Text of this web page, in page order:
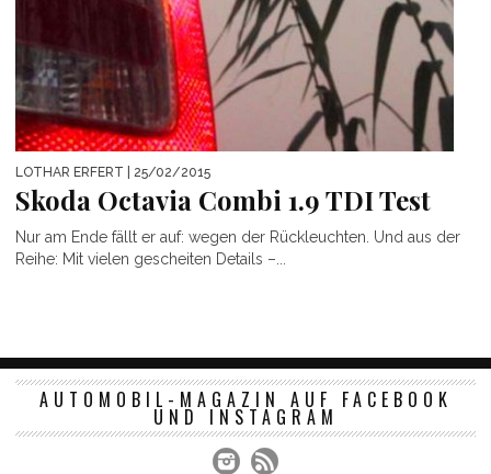
LOTHAR ERFERT | 25/02/2015
Skoda Octavia Combi 1.9 TDI Test
Nur am Ende fällt er auf: wegen der Rückleuchten. Und aus der
Reihe: Mit vielen gescheiten Details –...
AUTOMOBIL-MAGAZIN AUF FACEBOOK
UND INSTAGRAM